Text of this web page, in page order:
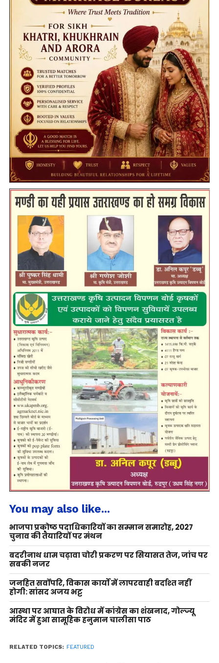
You may also like...
भाजपा प्रकोष्ठ पदाधिकारियों का सम्मान समारोह, 2027
चुनाव की तैयारियों पर मंथन
बदरीनाथ धाम चढ़ावा चोरी प्रकरण पर सियासत तेज, जांच पर
सबकी नजर
जनहित सर्वोपरि, विकास कार्यों में लापरवाही बर्दाश्त नहीं
होगी: सांसद अजय भट्ट
आस्था पर आघात के विरोध में कांग्रेस का शंखनाद, गोल्ज्यू
मंदिर में हुआ सामूहिक हनुमान चालीसा पाठ
RELATED TOPICS: FEATURED